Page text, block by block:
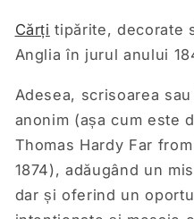
Cărți tipărite, decorate
Anglia în jurul anului
Adesea, scrisoarea
anonim (așa cum este
Thomas Hardy Far
1874), adăugând un
dar și oferind un